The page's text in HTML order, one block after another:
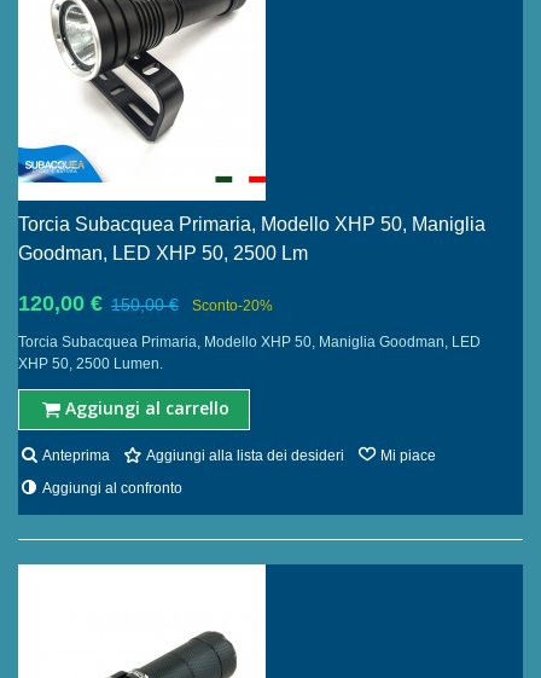
Torcia Subacquea Primaria, Modello XHP 50, Maniglia
Goodman, LED XHP 50, 2500 Lm
120,00 € 150,00 € Sconto-20%
Torcia Subacquea Primaria, Modello XHP 50, Maniglia Goodman, LED
XHP 50, 2500 Lumen.
Aggiungi al carrello
Anteprima Aggiungi alla lista dei desideri
Mi piace
Aggiungi al confronto